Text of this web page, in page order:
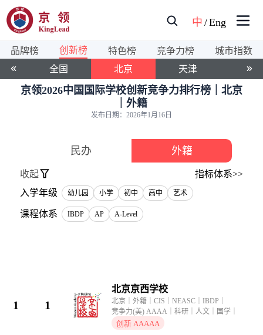
中 /Eng
京领2026中国国际学校创新竞争力排行榜｜北京
｜外籍
发布日期： 2026年1月16日
品牌榜 创新榜 特色榜 竞争力榜
城市指数
全国
北京 天津 上海
指标体系>>
收起
入学年级
幼儿园 小学 初中 高中 艺术
课程体系 IBDP AP A-Level
民办 外籍
京领2026中国国际学校创新竞争力排行榜｜北京｜外籍，共 5
1 1
北京京西学校
北京 外籍 CIS NEASC IBDP
竞争力(美) AAAA
科研 人文 国学
创新 AAAAA